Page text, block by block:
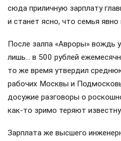
сюда приличную зарплату
и станет ясно, что семья явно
После залпа «Авроры» вождь
лишь… в 500 рублей
то же время утвердил
рабочих Москвы и
досужие разговоры о
как-то зримо теряют
Зарплата же высшего